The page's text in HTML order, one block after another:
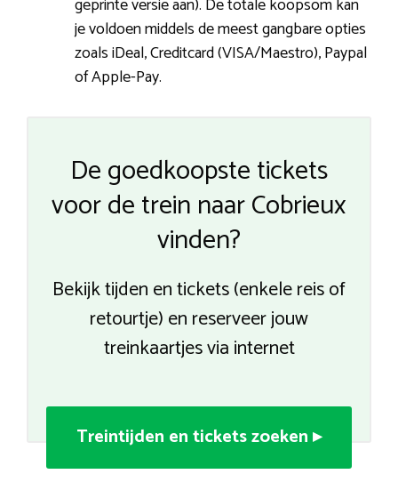
je voldoen middels de meest gangbare opties
zoals iDeal, Creditcard (VISA/Maestro), Paypal
of Apple-Pay.
De goedkoopste tickets
voor de trein naar Cobrieux
vinden?
Bekijk tijden en tickets (enkele reis of
retourtje) en reserveer jouw
treinkaartjes via internet
Treintijden en tickets zoeken ▸